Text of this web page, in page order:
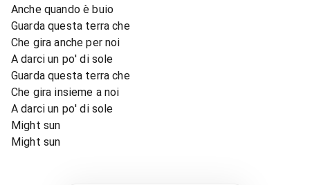
Anche quando è buio
Guarda questa terra che
Che gira anche per noi
A darci un po' di sole
Guarda questa terra che
Che gira insieme a noi
A darci un po' di sole
Might sun
Might sun